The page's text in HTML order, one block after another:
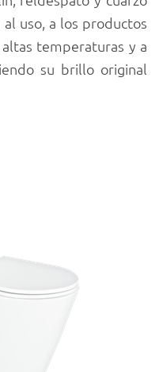
uso, a los productos
temperaturas y a
su brillo original